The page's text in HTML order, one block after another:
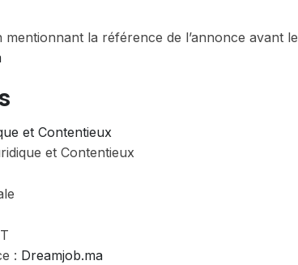
la référence de l’annonce avant le
et Contentieux
: Dreamjob.ma